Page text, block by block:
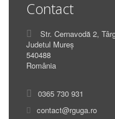
Contact
Str. Cernavodă 2,
Judetul Mureș
540488
România
0365 730 931
contact@rguga.ro